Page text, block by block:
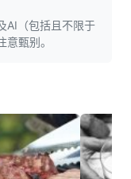
AI（包括且不限于
甄别。